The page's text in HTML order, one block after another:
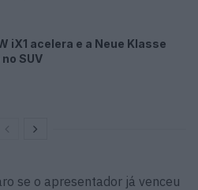
iX1 acelera e a Neue Klasse
SUV
se o apresentador já venceu